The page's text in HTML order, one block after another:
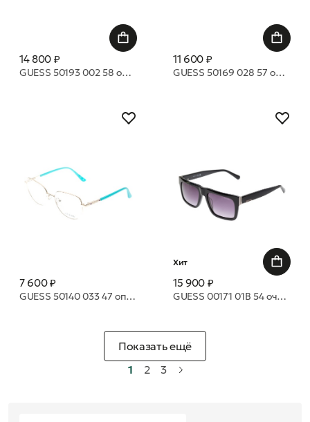
14 800 ₽
GUESS 50193 002 58 оправа
11 600 ₽
GUESS 50169 028 57 оправа
7 600 ₽
GUESS 50140 033 47 оправа
Хит
15 900 ₽
GUESS 00171 01B 54 очки с/з
Показать ещё
1
2 3